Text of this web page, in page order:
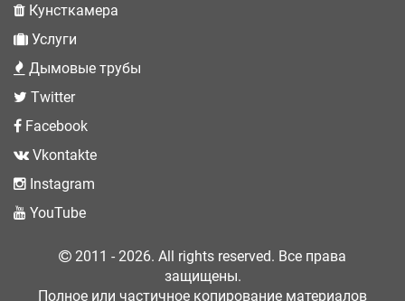
Кунсткамера
Услуги
Дымовые трубы
Twitter
Facebook
Vkontakte
Instagram
YouTube
2011 - 2026. All rights reserved. Все права
защищены.
Полное или частичное копирование материалов